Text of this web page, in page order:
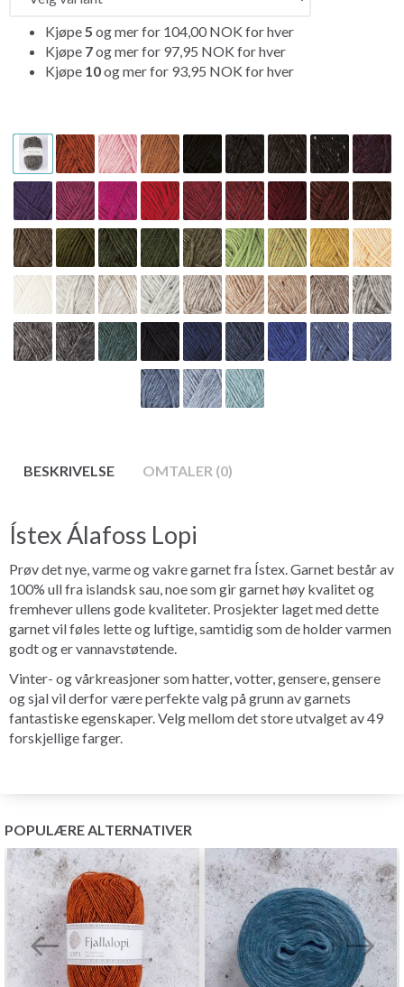
Kjøpe 5 og mer for 104,00 NOK for hver
Kjøpe 7og mer for 97,95 NOK for hver
Kjøpe 10og mer for 93,95 NOK for hver
BESKRIVELSE OMTALER (0)
Ístex Álafoss Lopi
Prøv det nye, varme og vakre garnet fra Ístex. Garnet består av
100% ull fra islandsk sau, noe som gir garnet høy kvalitet og
fremhever ullens gode kvaliteter. Prosjekter laget med dette
garnet vil føles lette og luftige, samtidig som de holder varmen
godt og er vannavstøtende.
Vinter- og vårkreasjoner som hatter, votter, gensere, gensere
og sjal vil derfor være perfekte valg på grunn av garnets
fantastiske egenskaper. Velg mellom det store utvalget av 49
forskjellige farger.
POPULÆRE ALTERNATIVER